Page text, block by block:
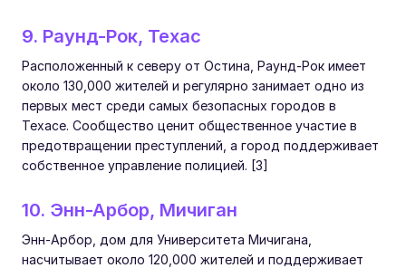
9. Раунд-Рок, Техас
Расположенный к северу от Остина, Раунд-Рок имеет
около 130,000 жителей и регулярно занимает одно из
первых мест среди самых безопасных городов в
Техасе. Сообщество ценит общественное участие в
предотвращении преступлений, а город поддерживает
собственное управление полицией. [3]
10. Энн-Арбор, Мичиган
Энн-Арбор, дом для Университета Мичигана,
насчитывает около 120,000 жителей и поддерживает